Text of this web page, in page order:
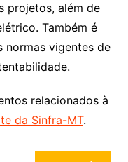
projetos, além de
Também é
normas vigentes de
relacionados à
da Sinfra-MT.